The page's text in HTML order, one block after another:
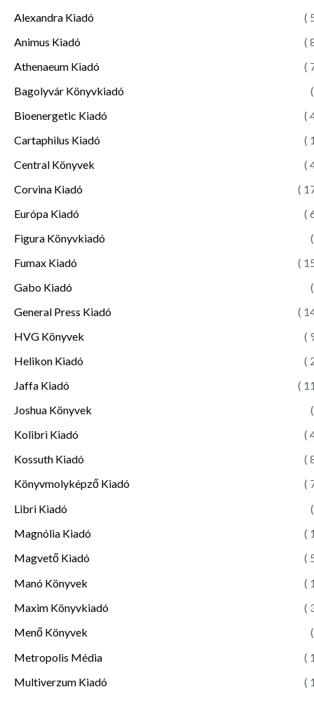
Alexandra Kiadó
(
Animus Kiadó
(
Athenaeum Kiadó
(
Bagolyvár Könyvkiadó
Bioenergetic Kiadó
(
Cartaphilus Kiadó
(
Central Könyvek
(
Corvina Kiadó
(
Európa Kiadó
(
Figura Könyvkiadó
Fumax Kiadó
(
Gabo Kiadó
General Press Kiadó
(
HVG Könyvek
(
Helikon Kiadó
(
Jaffa Kiadó
(
Joshua Könyvek
Kolibri Kiadó
(
Kossuth Kiadó
(
Könyvmolyképző Kiadó
(
Libri Kiadó
Magnólia Kiadó
(
Magvető Kiadó
(
Manó Könyvek
(
Maxim Könyvkiadó
(
Menő Könyvek
Metropolis Média
(
Multiverzum Kiadó
(